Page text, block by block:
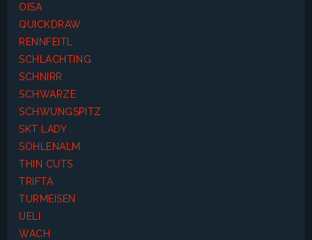
OISA
QUICKDRAW
RENNFEITL
SCHLACHTING
SCHNIRR
SCHWARZE
SCHWUNGSPITZ
SKT LADY
SOHLENALM
THIN CUTS
TRIFTA
TURMEISEN
UELI
WACH